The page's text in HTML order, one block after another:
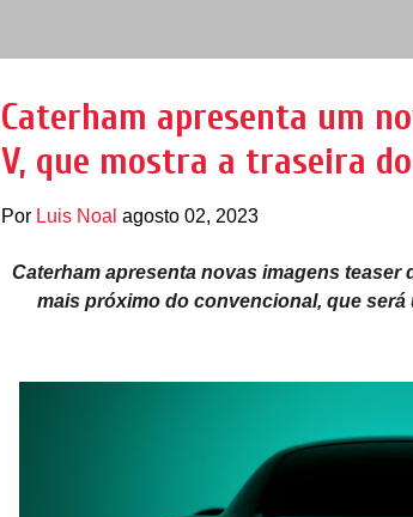
Caterham apresenta um
V, que mostra a traseira
Por Luis Noal agosto 02, 2023
Caterham apresenta novas imagens teaser
mais próximo do convencional, que